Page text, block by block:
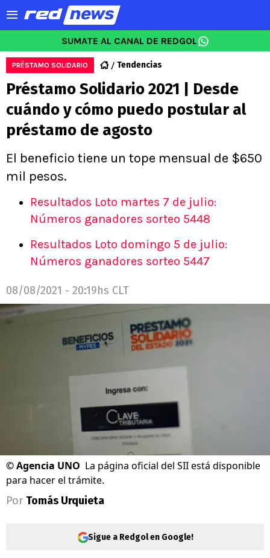
SUMATE AL CANAL DE REDGOL
PRÉSTAMO SOLIDARIO Tendencias
Préstamo Solidario 2021 | Desde
cuándo y cómo puedo postular al
préstamo de agosto
El beneficio tiene un tope mensual de $650
mil pesos.
Resultados Loto martes 7 de julio:
Números ganadores sorteo 5448
Resultados Loto domingo 5 de julio:
Números ganadores sorteo 5447
08/08/2021 - 20:19hs CLT
©Agencia UNO La página oficial del SII está disponible
para hacer el trámite.
Por Tomás Urquieta
Sigue a Redgol en Google!